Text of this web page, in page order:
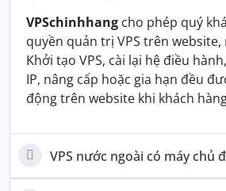
VPSchinhhang cho phép quý
quyền quản trị VPS trên
Khởi tạo VPS, cài lại hệ điều
IP, nâng cấp hoặc gia hạn đều
động trên website khi khách
VPS nước ngoài có máy chủ